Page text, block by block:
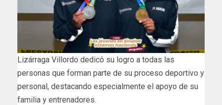
Lizárraga Villordo dedicó su logro a todas las
personas que forman parte de su proceso deportivo y
personal, destacando especialmente el apoyo de su
familia y entrenadores.